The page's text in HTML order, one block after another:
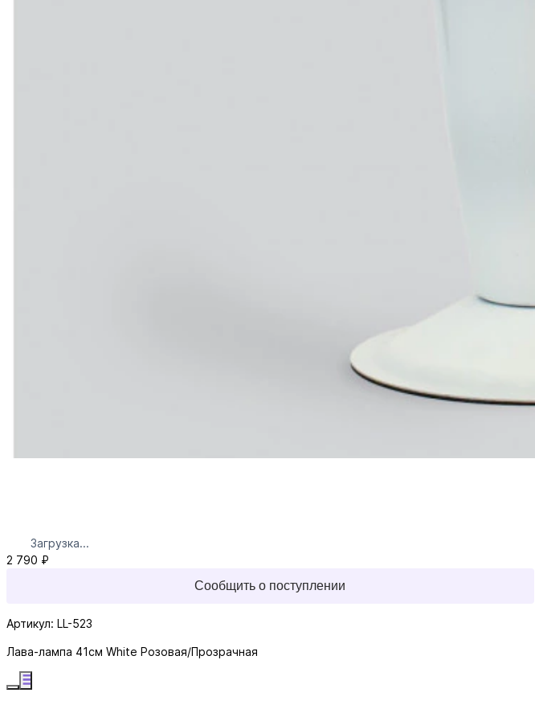
Загрузка...
2 790 ₽
Сообщить о поступлении
Артикул: LL-523
Лава-лампа 41см White Розовая/Прозрачная